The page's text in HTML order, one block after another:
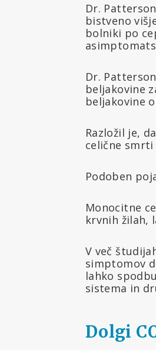
Dr.
bistveno
bolniki po
Dr.
beljakovine
beljakovine
Razložil je,
celične smrti
Podoben
Monocitne
krvnih žilah,
V več
simptomov
lahko
sistema in
Dolgi